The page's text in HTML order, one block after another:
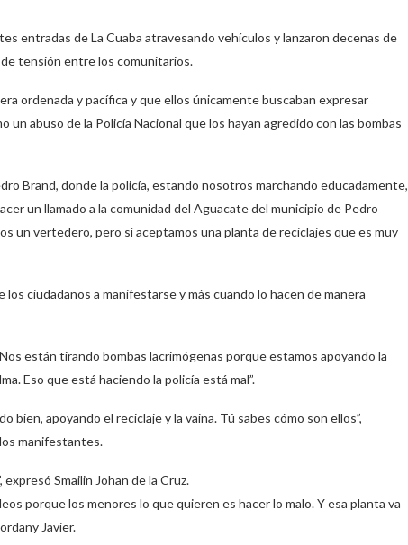
entradas de La Cuaba atravesando vehículos y lanzaron decenas de
tensión entre los comunitarios.
ordenada y pacífica y que ellos únicamente buscaban expresar
abuso de la Policía Nacional que los hayan agredido con las bombas
Brand, donde la policía, estando nosotros marchando educadamente,
un llamado a la comunidad del Aguacate del municipio de Pedro
un vertedero, pero sí aceptamos una planta de reciclajes que es muy
ciudadanos a manifestarse y más cuando lo hacen de manera
están tirando bombas lacrimógenas porque estamos apoyando la
Eso que está haciendo la policía está mal”.
apoyando el reciclaje y la vaina. Tú sabes cómo son ellos”,
manifestantes.
Smailin Johan de la Cruz.
porque los menores lo que quieren es hacer lo malo. Y esa planta va
Javier.